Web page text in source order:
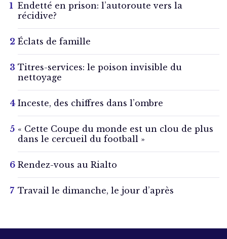
Endetté en prison: l’autoroute vers la
récidive?
Éclats de famille
Titres-services: le poison invisible du
nettoyage
Inceste, des chiffres dans l’ombre
« Cette Coupe du monde est un clou de plus
dans le cercueil du football »
Rendez-vous au Rialto
Travail le dimanche, le jour d’après